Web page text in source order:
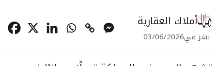
أملاك العقارية
نشر في03/06/2026